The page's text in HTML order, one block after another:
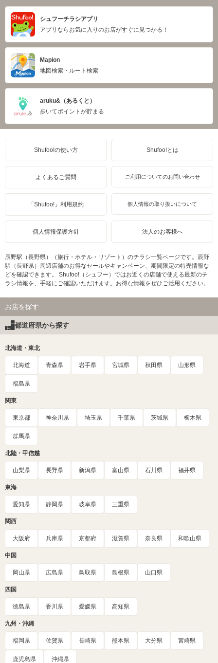
シュフーチラシアプリ
アプリならお気に入りのお店がすぐに見つかる！
Mapion
地図検索・ルート検索
aruku&（あるくと）
歩いてポイントが貯まる
Shufoo!の使い方 Shufoo!とは
よくあるご質問 ご利用についてのお問い合わせ
「Shufoo!」利用規約 個人情報の取り扱いについて
個人情報保護方針 法人のお客様へ
辰野駅（長野県）（旅行・ホテル・リゾート）のチラシ一覧ページです。辰野
駅（長野県）周辺店舗のお得なセールやキャンペーン、期間限定の特売情報な
どを確認できます。 Shufoo!（シュフー）ではお近くの店舗で使える最新のチ
ラシ情報を、手軽にご確認いただけます。お得な情報をぜひご活用ください。
お店を探す
都道府県から探す
北海道・東北
北海道 青森県 岩手県 宮城県 秋田県 山形県
福島県
関東
東京都 神奈川県 埼玉県 千葉県 茨城県 栃木県
群馬県
北陸・甲信越
山梨県 長野県 新潟県 富山県 石川県 福井県
東海
愛知県 静岡県 岐阜県 三重県
関西
大阪府 兵庫県 京都府 滋賀県 奈良県 和歌山県
中国
岡山県 広島県 鳥取県 島根県 山口県
四国
徳島県 香川県 愛媛県 高知県
九州・沖縄
福岡県 佐賀県 長崎県 熊本県 大分県 宮崎県
鹿児島県 沖縄県